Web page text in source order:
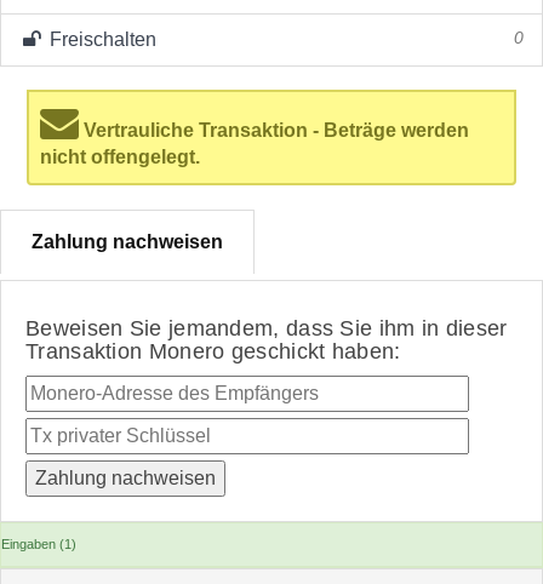
Freischalten 0
Vertrauliche Transaktion - Beträge werden
nicht offengelegt.
Zahlung nachweisen
Beweisen Sie jemandem, dass Sie ihm in dieser
Transaktion Monero geschickt haben:
Eingaben (1)